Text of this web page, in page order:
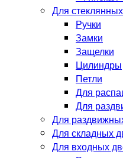
Для
Ручки
Замки
Защелки
Цилиндры
Петли
Для
Для
Для
Для складных
Для входных